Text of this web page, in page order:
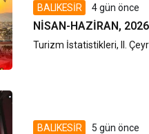
BALIKESİR 4 gün önce
NISAN-HAZIRAN,
Turizm İstatistikleri, II.
BALIKESİR 5 gün önce